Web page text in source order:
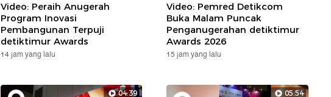
Video: Peraih Anugerah
Program Inovasi
Pembangunan Terpuji
detiktimur Awards
14 jam yang lalu
Video: Pemred Detikcom
Buka Malam Puncak
Penganugerahan detiktimur
Awards 2026
15 jam yang lalu
04:39 05:54